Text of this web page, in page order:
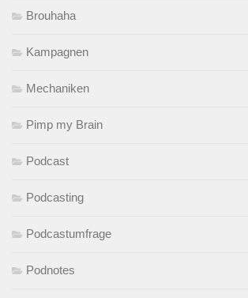
Brouhaha
Kampagnen
Mechaniken
Pimp my Brain
Podcast
Podcasting
Podcastumfrage
Podnotes